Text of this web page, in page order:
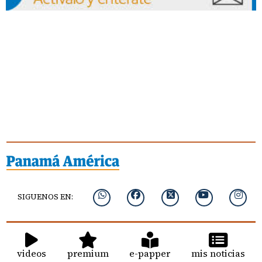
SIGUENOS EN:
videos premium e-papper mis noticias